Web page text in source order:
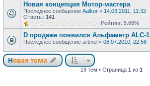
Новая концепция Мотор-мастера
Последнее сообщение Aalkor « 14.03.2011, 11:32
Ответы: 141
Рейтинг: 5.68%
D продаже появился Aльфаметр ALC-1
Последнее сообщение artmel « 06.07.2010, 22:56
Новая тема
19 тем • Страница 1 из 1